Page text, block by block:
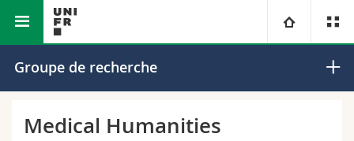
Université
Faculté des sciences et de médecine Section de médecine
Groupe de recherche
Medical Humanities